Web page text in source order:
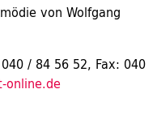
von Wolfgang
/ 84 56 52, Fax: 040
online.de